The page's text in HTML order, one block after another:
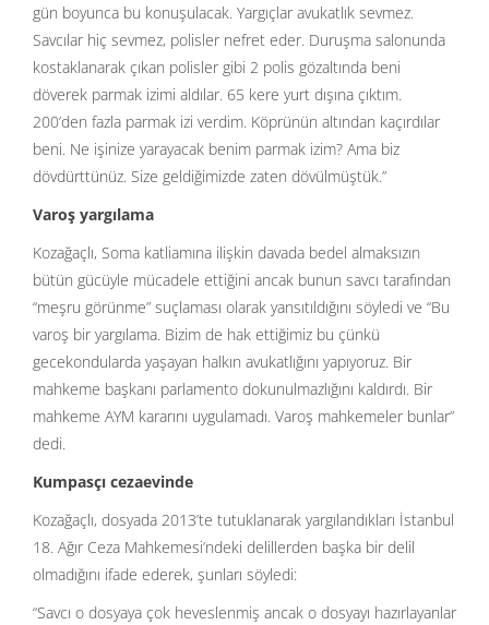
gün boyunca bu konuşulacak. Yargıçlar avukatlık sevmez.
Savcılar hiç sevmez, polisler nefret eder. Duruşma salonunda
kostaklanarak çıkan polisler gibi 2 polis gözaltında beni
döverek parmak izimi aldılar. 65 kere yurt dışına çıktım.
200’den fazla parmak izi verdim. Köprünün altından kaçırdılar
beni. Ne işinize yarayacak benim parmak izim? Ama biz
dövdürttünüz. Size geldiğimizde zaten dövülmüştük.”
Varoş yargılama
Kozağaçlı, Soma katliamına ilişkin davada bedel almaksızın
bütün gücüyle mücadele ettiğini ancak bunun savcı tarafından
“meşru görünme” suçlaması olarak yansıtıldığını söyledi ve “Bu
varoş bir yargılama. Bizim de hak ettiğimiz bu çünkü
gecekondularda yaşayan halkın avukatlığını yapıyoruz. Bir
mahkeme başkanı parlamento dokunulmazlığını kaldırdı. Bir
mahkeme AYM kararını uygulamadı. Varoş mahkemeler bunlar”
dedi.
Kumpasçı cezaevinde
Kozağaçlı, dosyada 2013’te tutuklanarak yargılandıkları İstanbul
18. Ağır Ceza Mahkemesi’ndeki delillerden başka bir delil
olmadığını ifade ederek, şunları söyledi:
“Savcı o dosyaya çok heveslenmiş ancak o dosyayı hazırlayanlar